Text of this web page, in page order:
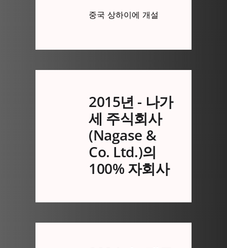
중국 상하이에 개설
2015년 - 나가
세 주식회사
(Nagase &
Co. Ltd.)의
100% 자회사